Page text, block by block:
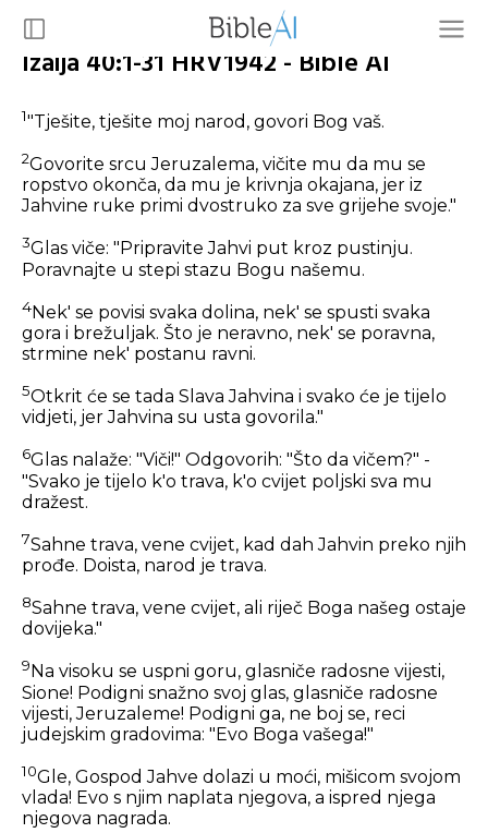
Izaija 40:1-31 HRV1942 - Bible AI
1"Tješite, tješite moj narod, govori Bog vaš.
2Govorite srcu Jeruzalema, vičite mu da mu se
ropstvo okonča, da mu je krivnja okajana, jer iz
Jahvine ruke primi dvostruko za sve grijehe svoje."
3Glas viče: "Pripravite Jahvi put kroz pustinju.
Poravnajte u stepi stazu Bogu našemu.
4Nek' se povisi svaka dolina, nek' se spusti svaka
gora i brežuljak. Što je neravno, nek' se poravna,
strmine nek' postanu ravni.
5Otkrit će se tada Slava Jahvina i svako će je tijelo
vidjeti, jer Jahvina su usta govorila."
6Glas nalaže: "Viči!" Odgovorih: "Što da vičem?" -
"Svako je tijelo k'o trava, k'o cvijet poljski sva mu
dražest.
7Sahne trava, vene cvijet, kad dah Jahvin preko njih
prođe. Doista, narod je trava.
8Sahne trava, vene cvijet, ali riječ Boga našeg ostaje
dovijeka."
9 Na visoku se uspni goru, glasniče radosne vijesti,
Sione! Podigni snažno svoj glas, glasniče radosne
vijesti, Jeruzaleme! Podigni ga, ne boj se, reci
judejskim gradovima: "Evo Boga vašega!"
10Gle, Gospod Jahve dolazi u moći, mišicom svojom
vlada! Evo s njim naplata njegova, a ispred njega
njegova nagrada.